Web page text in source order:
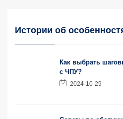
Истории об
Как выбрать
с ЧПУ?
2024-10-29